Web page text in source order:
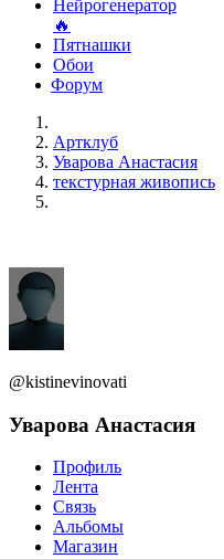
Нейрогенератор
🔥
Пятнашки
Обои
Форум
Артклуб
Уварова Анастасия
текстурная живопись
@kistinevinovati
Уварова Анастасия
Профиль
Лента
Связь
Альбомы
Магазин